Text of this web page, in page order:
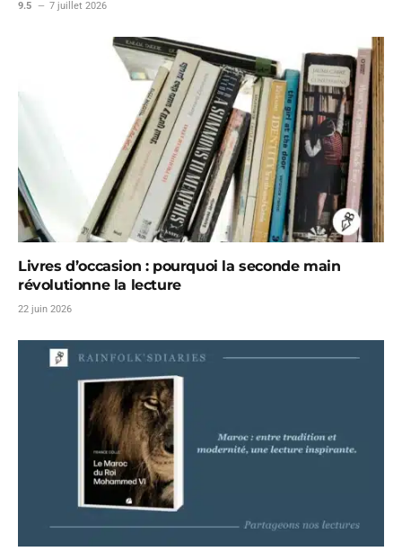
9.5 7 juillet 2026
Livres d’occasion : pourquoi la seconde main
révolutionne la lecture
22 juin 2026